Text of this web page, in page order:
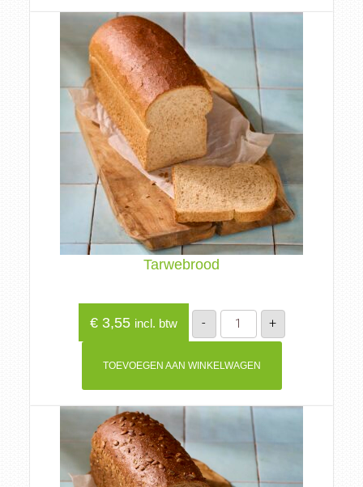
Tarwebrood
€3,55 incl. btw -
Tarwebrood
aantal
+
TOEVOEGEN AAN WINKELWAGEN